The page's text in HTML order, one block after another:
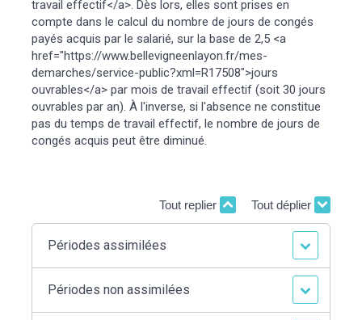
travail effectif</a>. Dès lors, elles sont prises en
compte dans le calcul du nombre de jours de congés
payés acquis par le salarié, sur la base de 2,5 <a
href="https://www.bellevigneenlayon.fr/mes-
demarches/service-public?xml=R17508">jours
ouvrables</a> par mois de travail effectif (soit 30 jours
ouvrables par an). À l'inverse, si l'absence ne constitue
pas du temps de travail effectif, le nombre de jours de
congés acquis peut être diminué.
Tout replier Tout déplier
Périodes assimilées
Périodes non assimilées